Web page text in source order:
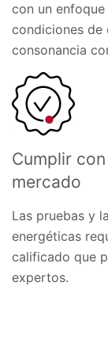
con un
condiciones de
consonancia
Cumplir
mercado
Las pruebas y
energéticas
calificado que
expertos.